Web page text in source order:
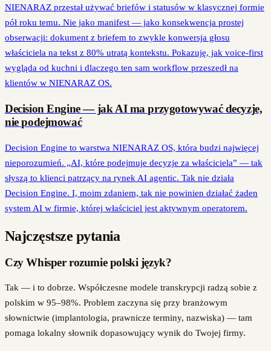
NIENARAZ przestał używać briefów i statusów w klasycznej formie
pół roku temu. Nie jako manifest — jako konsekwencja prostej
obserwacji: dokument z briefem to zwykle konwersja głosu
właściciela na tekst z 80% utratą kontekstu. Pokazuję, jak voice-first
wygląda od kuchni i dlaczego ten sam workflow przeszedł na
klientów w NIENARAZ OS.
Decision Engine — jak AI ma przygotowywać decyzje,
nie podejmować
Decision Engine to warstwa NIENARAZ OS, która budzi najwięcej
nieporozumień. „AI, które podejmuje decyzje za właściciela” — tak
słyszą to klienci patrzący na rynek AI agentic. Tak nie działa
Decision Engine. I, moim zdaniem, tak nie powinien działać żaden
system AI w firmie, której właściciel jest aktywnym operatorem.
Najczęstsze pytania
Czy Whisper rozumie polski język?
Tak — i to dobrze. Współczesne modele transkrypcji radzą sobie z
polskim w 95–98%. Problem zaczyna się przy branżowym
słownictwie (implantologia, prawnicze terminy, nazwiska) — tam
pomaga lokalny słownik dopasowujący wynik do Twojej firmy.